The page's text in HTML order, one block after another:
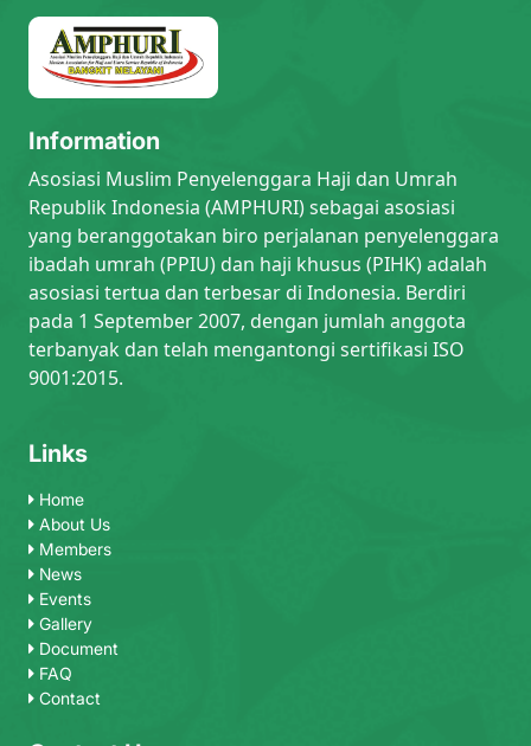
Information
Asosiasi Muslim Penyelenggara Haji dan Umrah
Republik Indonesia (AMPHURI) sebagai asosiasi
yang beranggotakan biro perjalanan penyelenggara
ibadah umrah (PPIU) dan haji khusus (PIHK) adalah
asosiasi tertua dan terbesar di Indonesia. Berdiri
pada 1 September 2007, dengan jumlah anggota
terbanyak dan telah mengantongi sertifikasi ISO
9001:2015.
Links
Home
About Us
Members
News
Events
Gallery
Document
FAQ
Contact